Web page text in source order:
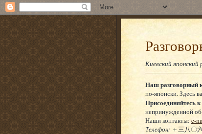
Киевский японский
Наш разговорный
по-японски. Здесь
Присоединяйтесь
непринужденной
Наши контакты: e-
Телефон: ＋三八〇